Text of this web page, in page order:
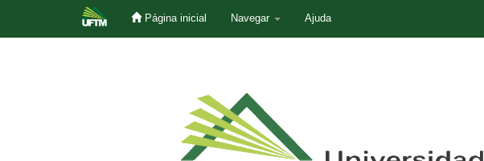
Página inicial Navegar Ajuda